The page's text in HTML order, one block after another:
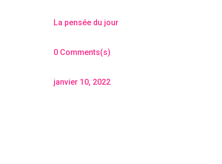
La pensée du jour
0 Comments(s)
janvier 10, 2022